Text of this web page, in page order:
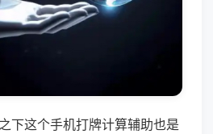
下这个手机打牌计算辅助也是